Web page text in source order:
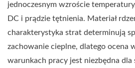
jednoczesnym wzroście
DC i prądzie tętnienia. Materiał
charakterystyka strat determinują
zachowanie cieplne, dlatego ocena
warunkach pracy jest niezbędna